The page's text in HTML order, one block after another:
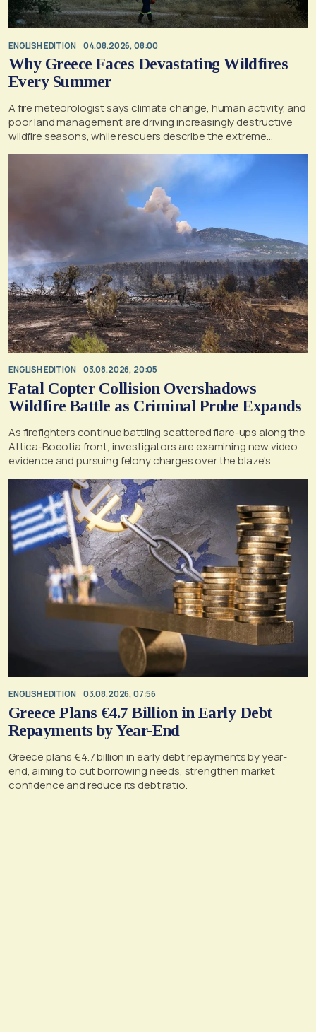
ENGLISH EDITION 04.08.2026, 08:00
Why Greece Faces Devastating Wildfires
Every Summer
A fire meteorologist says climate change, human activity, and
poor land management are driving increasingly destructive
wildfire seasons, while rescuers describe the extreme
ENGLISH EDITION 03.08.2026, 20:05
Fatal Copter Collision Overshadows
Wildfire Battle as Criminal Probe Expands
As firefighters continue battling scattered flare-ups along the
Attica-Boeotia front, investigators are examining new video
evidence and pursuing felony charges over the blaze's
ENGLISH EDITION 03.08.2026, 07:56
Greece Plans €4.7 Billion in Early Debt
Repayments by Year-End
Greece plans €4.7 billion in early debt repayments by year-
end, aiming to cut borrowing needs, strengthen market
confidence and reduce its debt ratio.